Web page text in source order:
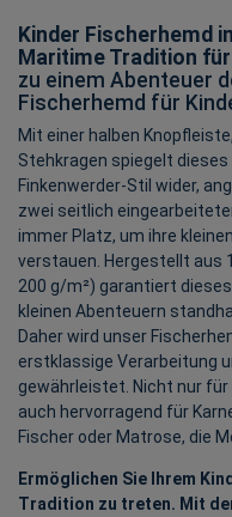
Kinder Fischerhemd
Maritime Tradition
zu einem Abenteuer
Fischerhemd für
Mit einer halben
Stehkragen spiegelt
Finkenwerder-Stil wider,
zwei seitlich
immer Platz, um ihre
verstauen. Hergestellt aus
200 g/m²) garantiert
kleinen Abenteuern
Daher wird unser
erstklassige Verarbeitung
gewährleistet. Nicht nur
auch hervorragend für
Fischer oder Matrose, die
Ermöglichen Sie Ihrem
Tradition zu treten. Mit